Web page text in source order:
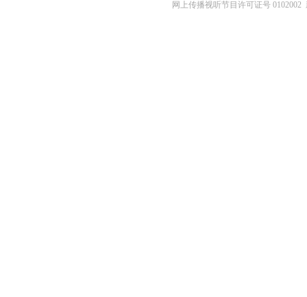
网上传播视听节目许可证号 0102002